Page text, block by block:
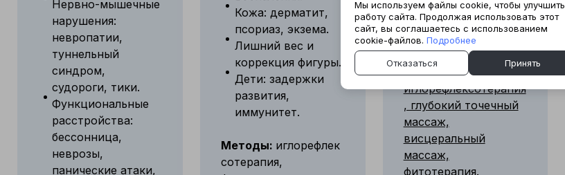
Нервно-мышечные
нарушения:
невропатии,
туннельный
синдром,
судороги, тики.
Функциональные
расстройства:
бессонница,
неврозы,
панические атаки,
Кожа: дерматит,
псориаз, экзема.
Лишний вес и
коррекция фигуры.
Дети: задержки
развития,
иммунитет.
Методы: иглорефлек
сотерапия,
климактерический
синдром.
Методы:пульсовая
диагностика,
иглорефлексотерапия
, глубокий точечный
массаж,
висцеральный
массаж,
фитотерапия.
Мы используем файлы cookie, чтобы улучшить
работу сайта. Продолжая использовать этот
сайт, вы соглашаетесь с использованием
cookie-файлов. Подробнее
Отказаться Принять